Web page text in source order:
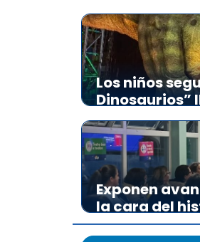
Los niños
Exponen
la cara del